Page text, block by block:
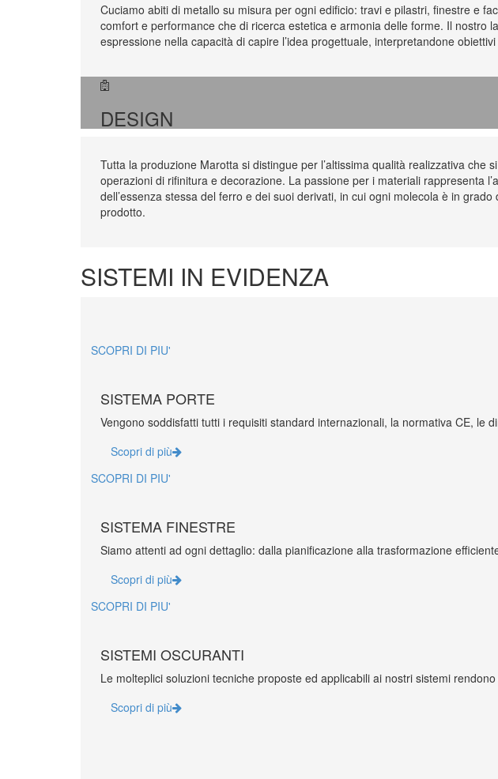
Cuciamo abiti di metallo su misura per ogni edificio: travi e pilastri, finestre e
comfort e performance che di ricerca estetica e armonia delle forme. Il nostro
espressione nella capacità di capire l’idea progettuale, interpretandone
DESIGN
Tutta la produzione Marotta si distingue per l’altissima qualità realizzativa
operazioni di rifinitura e decorazione. La passione per i materiali rappresenta
dell’essenza stessa del ferro e dei suoi derivati, in cui ogni molecola è in
prodotto.
SISTEMI IN EVIDENZA
SCOPRI DI PIU'
SISTEMA PORTE
Vengono soddisfatti tutti i requisiti standard internazionali, la normativa CE, le
Scopri di più
SCOPRI DI PIU'
SISTEMA FINESTRE
Siamo attenti ad ogni dettaglio: dalla pianificazione alla trasformazione
Scopri di più
SCOPRI DI PIU'
SISTEMI OSCURANTI
Le molteplici soluzioni tecniche proposte ed applicabili ai nostri sistemi
Scopri di più